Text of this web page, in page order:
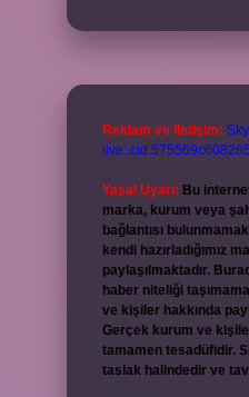
Reklam ve İletişim:
Yasal Uyarı: Bu
marka, kurum veya
bağlantısı
kendi hazırladığımız
paylaşılmaktadır.
haber niteliği
ve kişiler hakkında
Gerçek kurum ve
tamamen tesadüfidir.
taslak halindedir ve